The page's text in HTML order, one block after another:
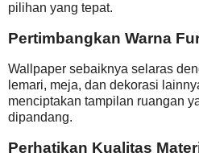
pilihan yang tepat.
Pertimbangkan Warna
Wallpaper sebaiknya selaras
lemari, meja, dan dekorasi
menciptakan tampilan ruangan
dipandang.
Perhatikan Kualitas